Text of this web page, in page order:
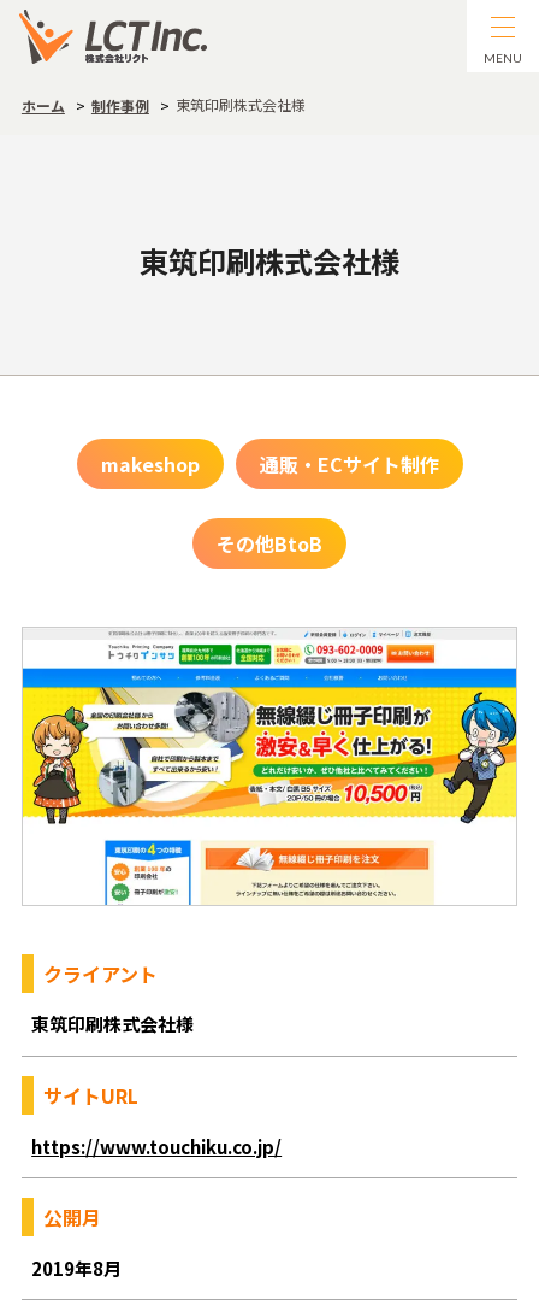
MENU
ホーム 制作事例 東筑印刷株式会社様
東筑印刷株式会社様
makeshop 通販・ECサイト制作
その他BtoB
クライアント
東筑印刷株式会社様
サイトURL
https://www.touchiku.co.jp/
公開月
2019年8月